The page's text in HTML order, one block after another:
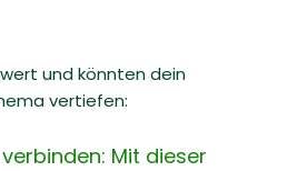
und könnten dein
vertiefen:
Mit dieser